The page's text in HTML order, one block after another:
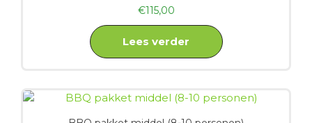
€115,00
Lees verder